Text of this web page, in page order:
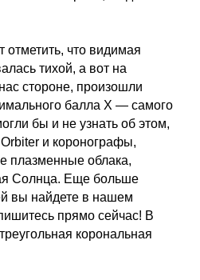
отметить, что видимая
тихой, а вот на
стороне, произошли
балла X — самого
бы и не узнать об этом,
и коронографы,
плазменные облака,
Солнца. Еще больше
вы найдете в нашем
прямо сейчас! В
корональная